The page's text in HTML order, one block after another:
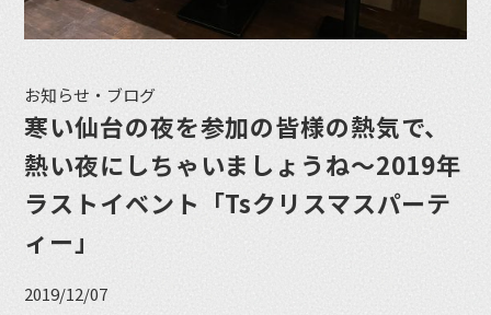
お知らせ・ブログ
寒い仙台の夜を参加の皆様の熱気で、
熱い夜にしちゃいましょうね〜2019年
ラストイベント「Tsクリスマスパーテ
ィー」
2019/12/07